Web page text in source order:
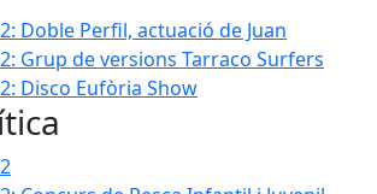
Doble Perfil, actuació de Juan
Grup de versions Tarraco Surfers
Disco Eufòria Show